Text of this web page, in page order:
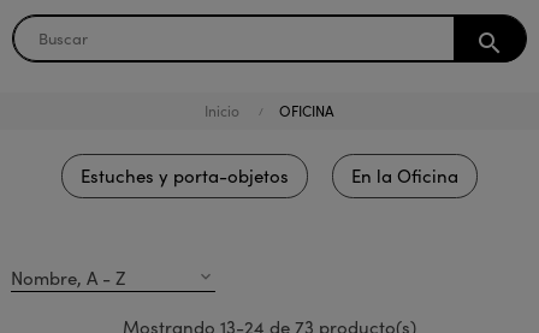
search
Inicio OFICINA
Estuches y porta-objetos En la Oficina
Nombre, A - Z expand_more
Mostrando 13-24 de 73 producto(s)